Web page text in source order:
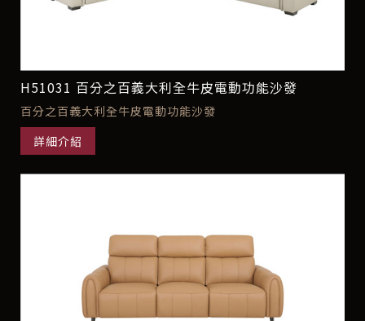
H51031 百分之百義大利全牛皮電動功能沙發
百分之百義大利全牛皮電動功能沙發
詳細介紹